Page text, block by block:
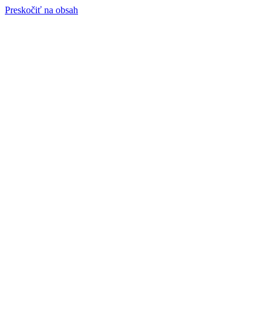
Preskočiť na obsah